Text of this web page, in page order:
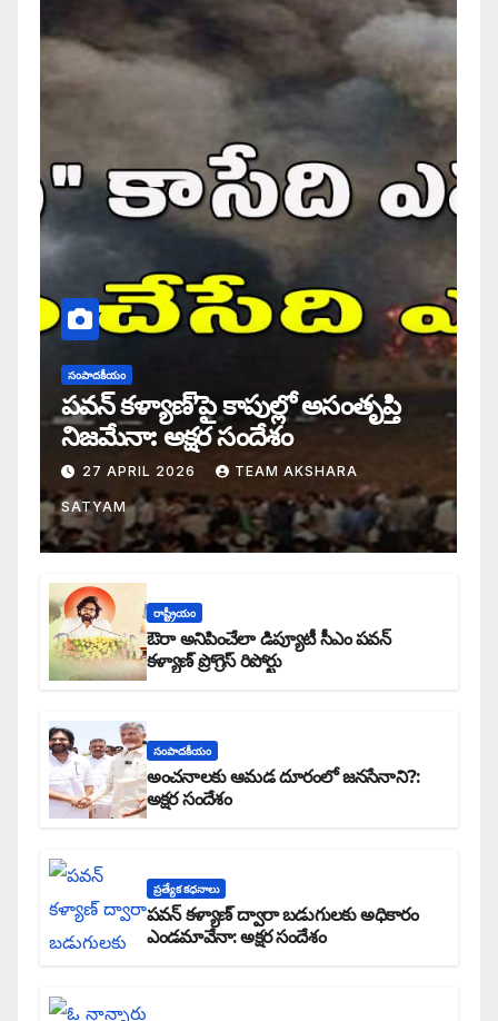
సంపాదకీయం
పవన్ కళ్యాణ్’పై కాపుల్లో అసంతృప్తి
నిజమేనా: అక్షర సందేశం
27 APRIL 2026 TEAM AKSHARA
SATYAM
రాష్ట్రీయం
ఔరా అనిపించేలా డిప్యూటీ సీఎం పవన్
కళ్యాణ్ ప్రోగ్రెస్ రిపోర్టు
సంపాదకీయం
అంచనాలకు ఆమడ దూరంలో జనసేనాని?:
అక్షర సందేశం
ప్రత్యేక కధనాలు
పవన్ కళ్యాణ్ ద్వారా బడుగులకు అధికారం
ఎండమావేనా: అక్షర సందేశం